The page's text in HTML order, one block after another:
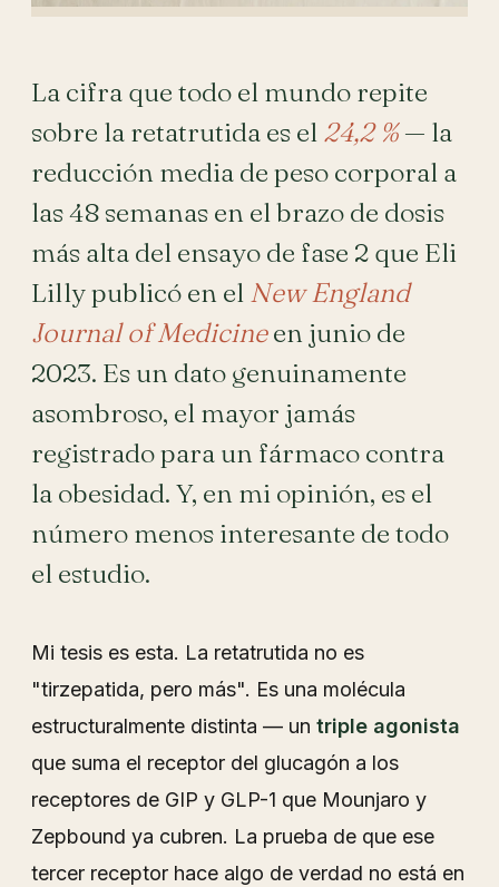
La cifra que todo el mundo repite
sobre la retatrutida es el 24,2 %— la
reducción media de peso corporal a
las 48 semanas en el brazo de dosis
más alta del ensayo de fase 2 que Eli
Lilly publicó en el New England
Journal of Medicineen junio de
2023. Es un dato genuinamente
asombroso, el mayor jamás
registrado para un fármaco contra
la obesidad. Y, en mi opinión, es el
número menos interesante de todo
el estudio.
Mi tesis es esta. La retatrutida no es
"tirzepatida, pero más". Es una molécula
estructuralmente distinta — un triple agonista
que suma el receptor del glucagón a los
receptores de GIP y GLP-1 que Mounjaro y
Zepbound ya cubren. La prueba de que ese
tercer receptor hace algo de verdad no está en